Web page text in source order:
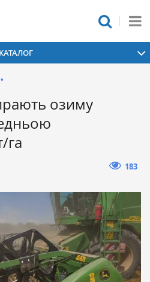
КАТАЛОГ
•
озиму
га
183